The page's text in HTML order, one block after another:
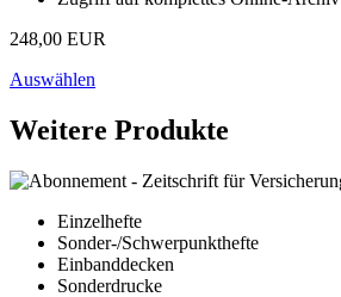
248,00 EUR
Auswählen
Weitere Produkte
Einzelhefte
Sonder-/Schwerpunkthefte
Einbanddecken
Sonderdrucke